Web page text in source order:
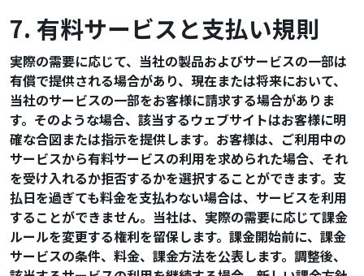
7. 有料サービスと支払い規則
実際の需要に応じて、当社の製品およびサービスの一部は
有償で提供される場合があり、現在または将来において、
当社のサービスの一部をお客様に請求する場合がありま
す。そのような場合、該当するウェブサイトはお客様に明
確な合図または指示を提供します。お客様は、ご利用中の
サービスから有料サービスの利用を求められた場合、それ
を受け入れるか拒否するかを選択することができます。支
払日を過ぎても料金を支払わない場合は、サービスを利用
することができません。当社は、実際の需要に応じて課金
ルールを変更する権利を留保します。課金開始前に、課金
サービスの条件、料金、課金方法を公表します。調整後、